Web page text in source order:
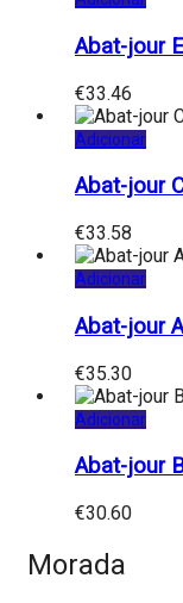
Abat-jour
€33.46
Adicionar
Abat-jour
€33.58
Adicionar
Abat-jour
€35.30
Adicionar
Abat-jour
€30.60
Morada